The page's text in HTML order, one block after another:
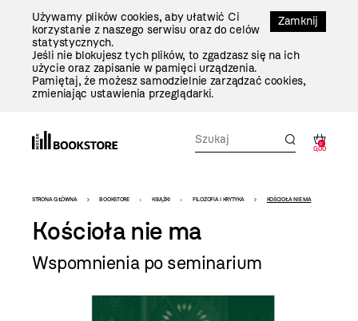
Zamknij
Używamy plików cookies, aby ułatwić Ci
korzystanie z naszego serwisu oraz do celów
statystycznych.
Jeśli nie blokujesz tych plików, to zgadzasz się na ich
użycie oraz zapisanie w pamięci urządzenia.
Pamiętaj, że możesz samodzielnie zarządzać cookies,
zmieniając ustawienia przeglądarki.
0
0,00
Bookstore
-
szablon
szczegóły
STRONA GŁÓWNA BOOKSTORE KSIĄŻKI FILOZOFIA I KRYTYKA KOŚCIOŁA NIE MA
Kościoła nie ma
Wspomnienia po seminarium